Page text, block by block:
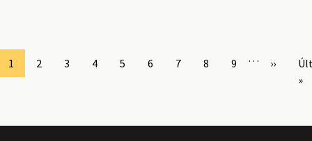
Page
1 Page
2 Page
3 Page
4 Page
5 Page
6 Page
7 Page
8 Page
9 …
página
››
»